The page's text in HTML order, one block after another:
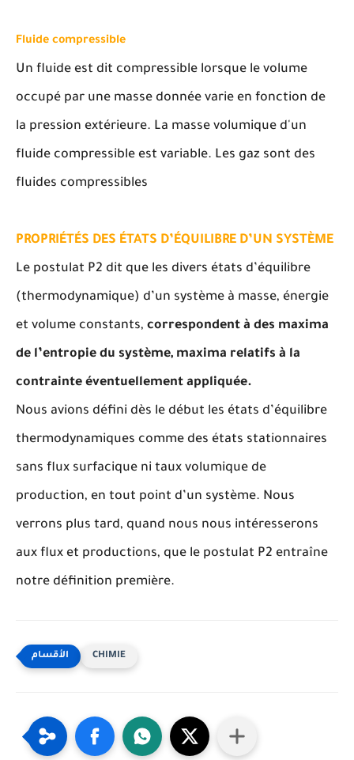
Fluide compressible
Un fluide est dit compressible lorsque le volume
occupé par une masse donnée varie en fonction de
la pression extérieure. La masse volumique d'un
fluide compressible est variable. Les gaz sont des
fluides compressibles
PROPRIÉTÉS DES ÉTATS D’ÉQUILIBRE D’UN SYSTÈME
Le postulat P2 dit que les divers états d’équilibre
(thermodynamique) d’un système à masse, énergie
et volume constants, correspondent à des maxima
de l’entropie du système, maxima relatifs à la
contrainte éventuellement appliquée.
Nous avions défini dès le début les états d’équilibre
thermodynamiques comme des états stationnaires
sans flux surfacique ni taux volumique de
production, en tout point d’un système. Nous
verrons plus tard, quand nous nous intéresserons
aux flux et productions, que le postulat P2 entraîne
notre définition première.
CHIMIE